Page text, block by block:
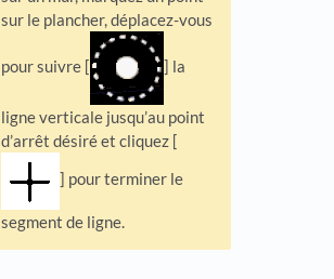
sur le plancher, déplacez-vous
pour suivre [ ] la
ligne verticale jusqu’au point
d’arrêt désiré et cliquez [
] pour terminer le
segment de ligne.